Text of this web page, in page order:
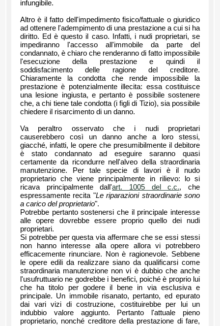
infungibile.
Altro è il fatto dell'impedimento fisico/fattuale o giuridico
ad ottenere l'adempimento di una prestazione a cui si ha
diritto. Ed è questo il caso. Infatti, i nudi proprietari, se
impediranno l'accesso all'immobile da parte del
condannato, è chiaro che renderanno di fatto impossibile
l'esecuzione della prestazione e quindi il
soddisfacimento delle ragione del creditore.
Chiaramente la condotta che rende impossibile la
prestazione è potenzialmente illecita: essa costituisce
una lesione ingiusta, e pertanto è possibile sostenere
che, a chi tiene tale condotta (i figli di Tizio), sia possibile
chiedere il risarcimento di un danno.
Va peraltro osservato che i nudi proprietari
causerebbero così un danno anche a loro stessi,
giacché, infatti, le opere che presumibilmente il debitore
è stato condannato ad eseguire saranno quasi
certamente da ricondurre nell'alveo della straordinaria
manutenzione. Per tale specie di lavori è il nudo
proprietario che viene principalmente in rilievo: lo si
ricava principalmente dall'art. 1005 del c.c., che
espressamente recita "Le riparazioni straordinarie sono
a carico del proprietario".
Potrebbe pertanto sostenersi che il principale interesse
alle opere dovrebbe essere proprio quello dei nudi
proprietari.
Si potrebbe per questa via affermare che se essi stessi
non hanno interesse alla opere allora vi potrebbero
efficacemente rinunciare. Non è ragionevole. Sebbene
le opere edili da realizzare siano da qualificarsi come
straordinaria manutenzione non vi è dubbio che anche
l'usufruttuario ne godrebbe i benefici, poiché è proprio lui
che ha titolo per godere il bene in via esclusiva e
principale. Un immobile risanato, pertanto, ed epurato
dai vari vizi di costruzione, costituirebbe per lui un
indubbio valore aggiunto. Pertanto l'attuale pieno
proprietario, nonché creditore della prestazione di fare,